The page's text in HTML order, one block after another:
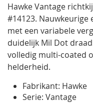
gallerij
Hawke Vantage
#14123. Nauwkeurige
met een variabele
duidelijk Mil Dot
volledig multi-coated
helderheid.
Fabrikant: Hawke
Serie: Vantage